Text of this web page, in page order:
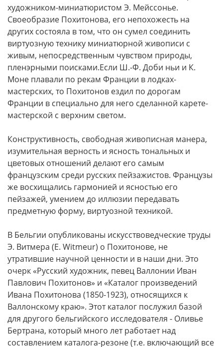
художником-миниатюристом Э. Мейссонье.
Своеобразие Похитонова, его непохожесть на
других состояла в том, что он сумел соединить
виртуозную технику миниатюрной живописи с
живым, непосредственным чувством природы,
пленэрными поисками.Если Ш.-Ф. Доби ньи и К.
Моне плавали по рекам Франции в лодках-
мастерских, то Похитонов ездил по дорогам
Франции в специально для него сделанной карете-
мастерской с верхним светом.
Конструктивность, свободная живописная манера,
изумительная верность и ясность тональных и
цветовых отношений делают его самым
французским среди русских пейзажистов. Французы
же восхищались гармонией и ясностью его
пейзажей, умением до иллюзии передавать
предметную форму, виртуозной техникой.
В Бельгии опубликованы искусствоведческие труды
Э. Витмера (Е. Witmeur) о Похитонове, не
утратившие научной ценности и в наши дни. Это
очерк «Русский художник, певец Валлонии Иван
Павлович Похитонов» и «Каталог произведений
Ивана Похитонова (1850-1923), относящихся к
Валлонскому краю». Этот каталог послужил базой
для другого бельгийского исследователя - Оливье
Бертрана, который много лет работает над
составлением каталога-резоне (т.е. включающий все